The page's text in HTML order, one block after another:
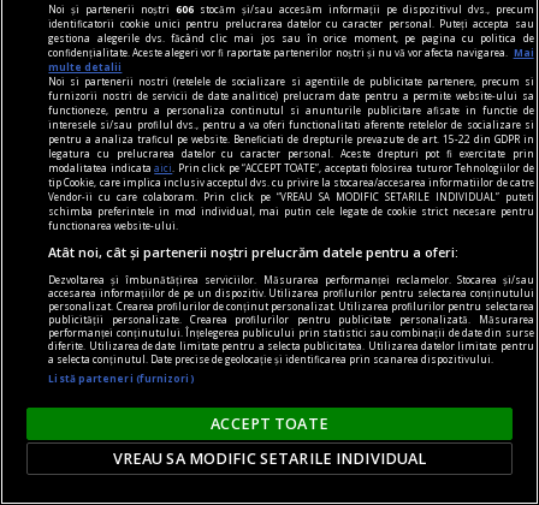
dalí
Dalí la București
Dalí vorbește românilor pe limba lor,
spunîndu‑le, totuși, o poveste pe care nu o pot
auzi de la nici un alt artist.
Sever VOINESCU
Noi și partenerii noștri606 stocăm și/sau accesăm informații pe dispozitivul dvs., precum
identificatorii cookie unici pentru prelucrarea datelor cu caracter personal. Puteți accepta sau
gestiona alegerile dvs. făcând clic mai jos sau în orice moment, pe pagina cu politica de
confidențialitate. Aceste alegeri vor fi raportate partenerilor noștri și nu vă vor afecta navigarea.
Mai
multe detalii
Noi si partenerii nostri (retelele de socializare si agentiile de publicitate partenere, precum si
furnizorii nostri de servicii de date analitice) prelucram date pentru a permite website-ului sa
functioneze, pentru a personaliza continutul si anunturile publicitare afisate in functie de
interesele si/sau profilul dvs., pentru a va oferi functionalitati aferente retelelor de socializare si
pentru a analiza traficul pe website. Beneficiati de drepturile prevazute de art. 15-22 din GDPR in
legatura cu prelucrarea datelor cu caracter personal. Aceste drepturi pot fi exercitate prin
modalitatea indicataaici
. Prin click pe “ACCEPT TOATE”, acceptati folosirea tuturor Tehnologiilor de
tip Cookie, care implica inclusiv acceptul dvs. cu privire la stocarea/accesarea informatiilor de catre
Vendor-ii cu care colaboram. Prin click pe “VREAU SA MODIFIC SETARILE INDIVIDUAL” puteti
schimba preferintele in mod individual, mai putin cele legate de cookie strict necesare pentru
functionarea website-ului.
Atât noi, cât și partenerii noștri prelucrăm datele pentru a oferi:
Dezvoltarea și îmbunătățirea serviciilor. Măsurarea performanței reclamelor. Stocarea și/sau
accesarea informațiilor de pe un dispozitiv. Utilizarea profilurilor pentru selectarea conținutului
personalizat. Crearea profilurilor de conținut personalizat. Utilizarea profilurilor pentru selectarea
publicității personalizate. Crearea profilurilor pentru publicitate personalizată. Măsurarea
performanței conținutului. Înțelegerea publicului prin statistici sau combinații de date din surse
diferite. Utilizarea de date limitate pentru a selecta publicitatea. Utilizarea datelor limitate pentru
a selecta conținutul. Date precise de geolocație și identificarea prin scanarea dispozitivului.
Listă parteneri (furnizori)
ACCEPT TOATE
VREAU SA MODIFIC SETARILE INDIVIDUAL